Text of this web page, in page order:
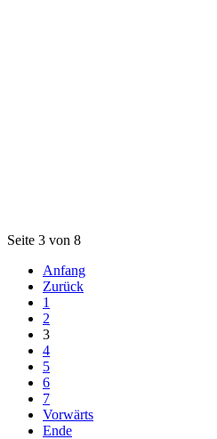
Seite 3 von 8
Anfang
Zurück
1
2
3
4
5
6
7
Vorwärts
Ende